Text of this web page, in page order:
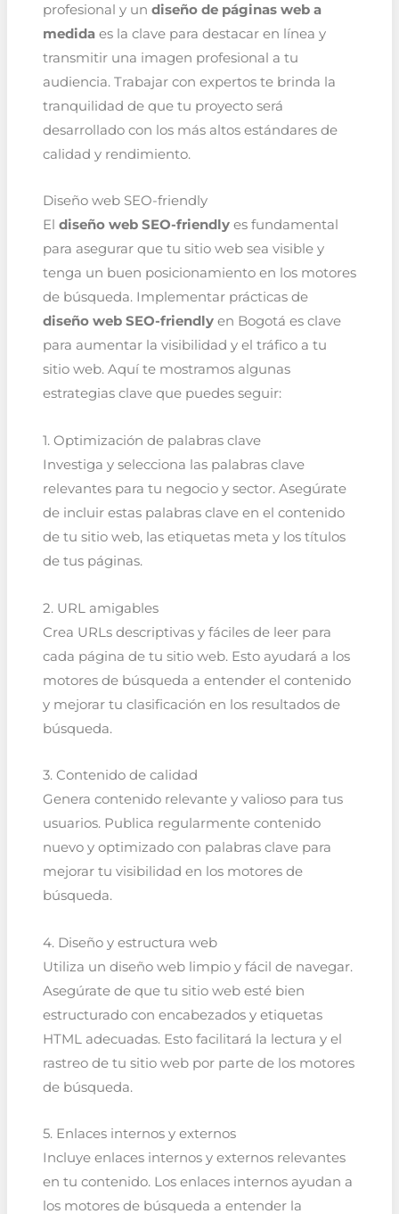
profesional y un diseño de páginas web a
medidaes la clave para destacar en línea y
transmitir una imagen profesional a tu
audiencia. Trabajar con expertos te brinda la
tranquilidad de que tu proyecto será
desarrollado con los más altos estándares de
calidad y rendimiento.
Diseño web SEO-friendly
El diseño web SEO-friendlyes fundamental
para asegurar que tu sitio web sea visible y
tenga un buen posicionamiento en los motores
de búsqueda. Implementar prácticas de
diseño web SEO-friendlyen Bogotá es clave
para aumentar la visibilidad y el tráfico a tu
sitio web. Aquí te mostramos algunas
estrategias clave que puedes seguir:
1. Optimización de palabras clave
Investiga y selecciona las palabras clave
relevantes para tu negocio y sector. Asegúrate
de incluir estas palabras clave en el contenido
de tu sitio web, las etiquetas meta y los títulos
de tus páginas.
2. URL amigables
Crea URLs descriptivas y fáciles de leer para
cada página de tu sitio web. Esto ayudará a los
motores de búsqueda a entender el contenido
y mejorar tu clasificación en los resultados de
búsqueda.
3. Contenido de calidad
Genera contenido relevante y valioso para tus
usuarios. Publica regularmente contenido
nuevo y optimizado con palabras clave para
mejorar tu visibilidad en los motores de
búsqueda.
4. Diseño y estructura web
Utiliza un diseño web limpio y fácil de navegar.
Asegúrate de que tu sitio web esté bien
estructurado con encabezados y etiquetas
HTML adecuadas. Esto facilitará la lectura y el
rastreo de tu sitio web por parte de los motores
de búsqueda.
5. Enlaces internos y externos
Incluye enlaces internos y externos relevantes
en tu contenido. Los enlaces internos ayudan a
los motores de búsqueda a entender la